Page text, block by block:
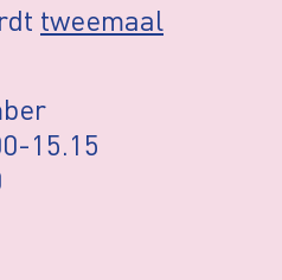
tweemaal
15.15